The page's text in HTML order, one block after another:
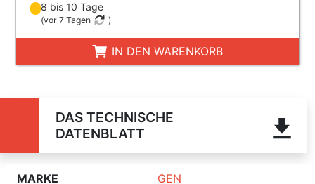
8 bis 10 Tage
(vor 7 Tagen )
IN DEN WARENKORB
DAS TECHNISCHE
DATENBLATT
MARKE GEN